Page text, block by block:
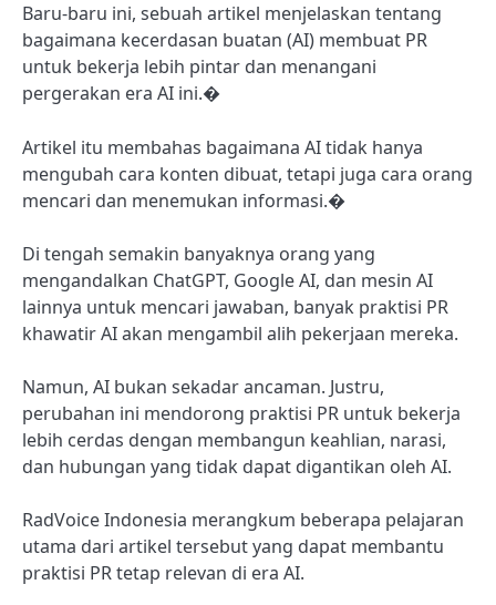
Baru-baru ini, sebuah artikel menjelaskan tentang
bagaimana kecerdasan buatan (AI) membuat PR
untuk bekerja lebih pintar dan menangani
pergerakan era AI ini.�
Artikel itu membahas bagaimana AI tidak hanya
mengubah cara konten dibuat, tetapi juga cara orang
mencari dan menemukan informasi.�
Di tengah semakin banyaknya orang yang
mengandalkan ChatGPT, Google AI, dan mesin AI
lainnya untuk mencari jawaban, banyak praktisi PR
khawatir AI akan mengambil alih pekerjaan mereka.
Namun, AI bukan sekadar ancaman. Justru,
perubahan ini mendorong praktisi PR untuk bekerja
lebih cerdas dengan membangun keahlian, narasi,
dan hubungan yang tidak dapat digantikan oleh AI.
RadVoice Indonesia merangkum beberapa pelajaran
utama dari artikel tersebut yang dapat membantu
praktisi PR tetap relevan di era AI.